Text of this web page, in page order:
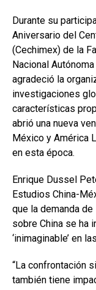
Durante su
Aniversario del
(Cechimex) de la
Nacional
agradeció la
investigaciones
características
abrió una nueva
México y América
en esta época.
Enrique Dussel
Estudios China-
que la demanda
sobre China se ha
‘inimaginable’ en
“La confrontación
también tiene